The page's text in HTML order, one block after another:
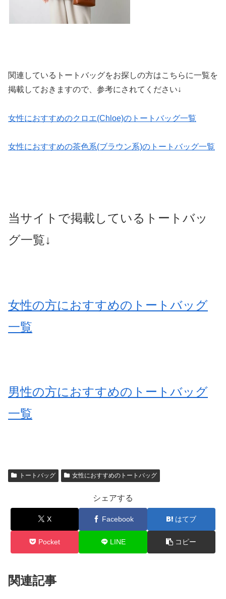
関連しているトートバッグをお探しの方はこちらに一覧を
掲載しておきますので、参考にされてください↓
女性におすすめのクロエ(Chloe)のトートバッグ一覧
女性におすすめの茶色系(ブラウン系)のトートバッグ一覧
当サイトで掲載しているトートバッ
グ一覧↓
女性の方におすすめのトートバッグ
一覧
男性の方におすすめのトートバッグ
一覧
トートバッグ 女性におすすめのトートバッグ
シェアする
X Facebook はてブ
Pocket LINE コピー
関連記事